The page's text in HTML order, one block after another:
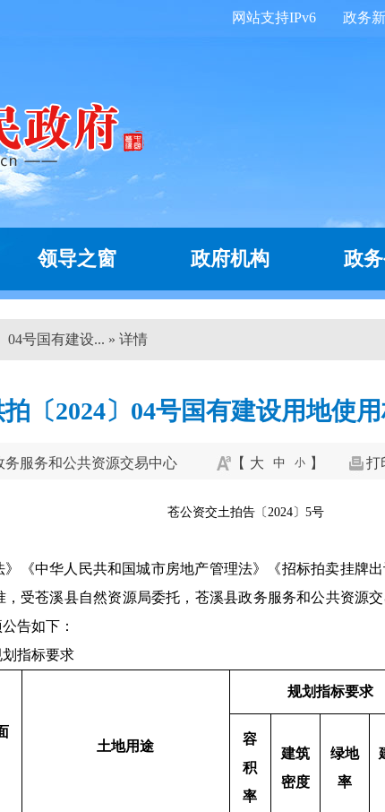
政务
网站支持IPv6
领导之窗 政府机构 政
04号国有建设... » 详情
〔2024〕04号国有建设用地使
务服务和公共资源交易中心 【 大 中 小 】 打
苍公资交土拍告〔2024〕5号
《中华人民共和国城市房地产管理法》《招标拍卖挂牌
受苍溪县自然资源局委托，苍溪县政务服务和公共资源
告如下：
指标要求
土地用途
规划指标要求
容
积
率
建筑
密度
绿地
率